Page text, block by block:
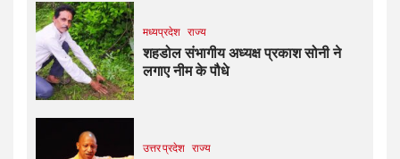
मध्यप्रदेश राज्य
शहडोल संभागीय अध्यक्ष प्रकाश सोनी ने
लगाए नीम के पौधे
उत्तर प्रदेश राज्य